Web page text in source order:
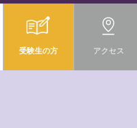
受験生の方 アクセス